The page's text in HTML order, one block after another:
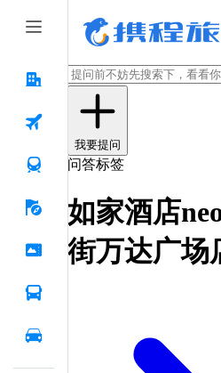
我要提问
问答标签
如家酒店
街万达广场